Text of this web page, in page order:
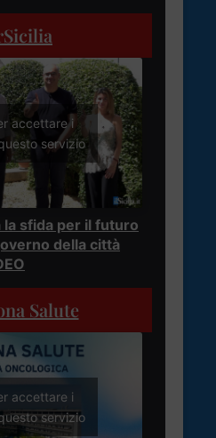
accettare i
servizio
la sfida per il futuro
della città
Salute
accettare i
servizio